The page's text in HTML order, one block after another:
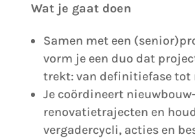
Wat je gaat doen
Samen met een
vorm je een duo dat
trekt: van definitiefase tot
Je coördineert
renovatietrajecten en
vergadercycli, acties en